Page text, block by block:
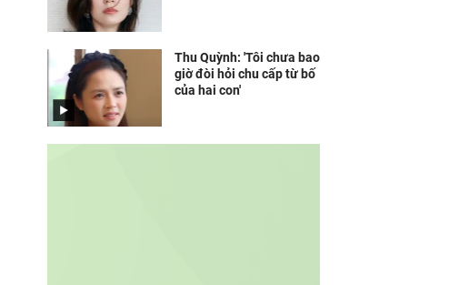
Thu Quỳnh: 'Tôi chưa bao
giờ đòi hỏi chu cấp từ bố
của hai con'